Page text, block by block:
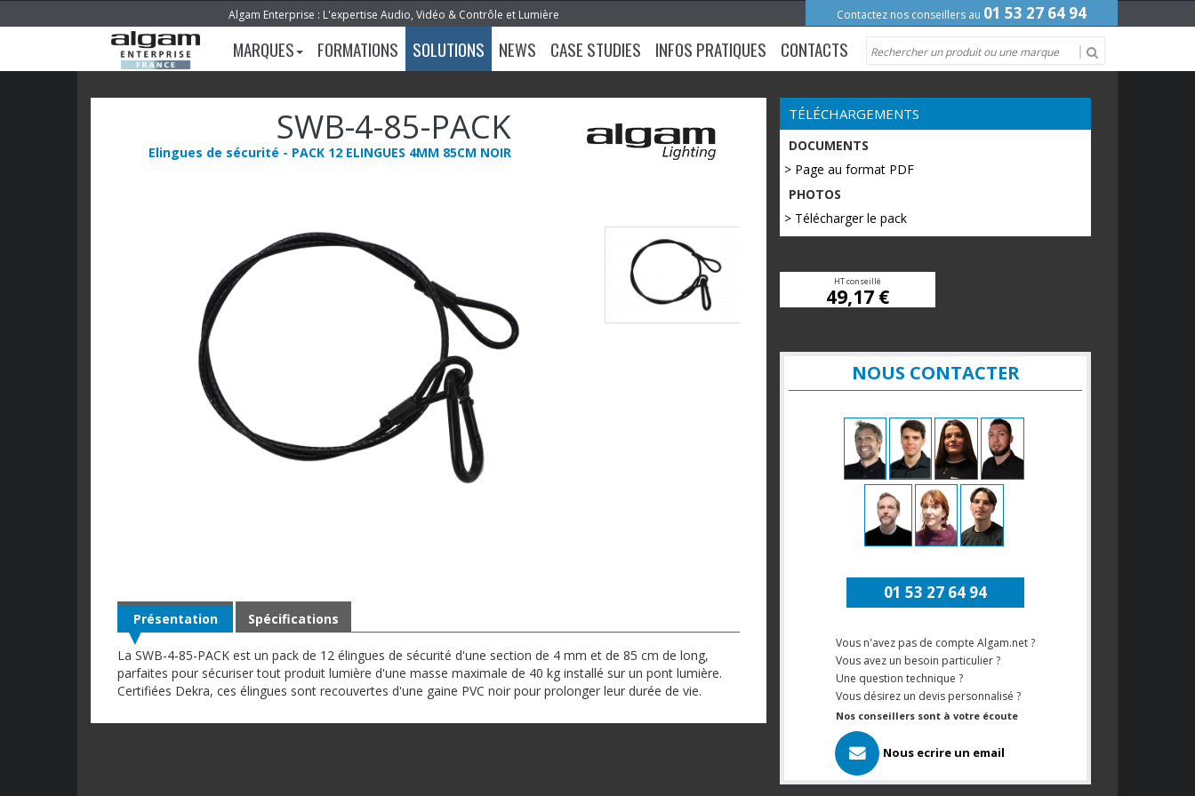
Algam Enterprise : L'expertise Audio, Vidéo & Contrôle et Lumière Contactez nos conseillers au 01 53 27 64 94
MARQUES FORMATIONS SOLUTIONS NEWS CASE STUDIES INFOS PRATIQUES CONTACTS
SWB-4-85-PACK
Elingues de sécurité - PACK 12 ELINGUES 4MM 85CM NOIR
Présentation
La SWB-4-85-PACK est un pack de 12 élingues de sécurité d'une section de 4 mm et de 85 cm de long,
parfaites pour sécuriser tout produit lumière d'une masse maximale de 40 kg installé sur un pont lumière.
Certifiées Dekra, ces élingues sont recouvertes d'une gaine PVC noir pour prolonger leur durée de vie.
Spécifications
TÉLÉCHARGEMENTS
DOCUMENTS
> Page au format PDF
PHOTOS
> Télécharger le pack
HT conseillé
49,17 €
NOUS CONTACTER
01 53 27 64 94
Vous n'avez pas de compte Algam.net ?
Vous avez un besoin particulier ?
Une question technique ?
Vous désirez un devis personnalisé ?
Nos conseillers sont à votre écoute
Nous ecrire un email